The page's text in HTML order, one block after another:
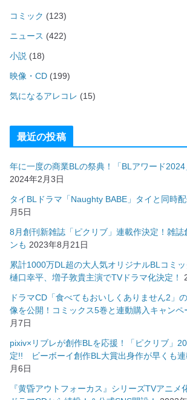
コミック (123)
ニュース (422)
小説 (18)
映像・CD (199)
気になるアレコレ (15)
最近の投稿
年に一度の商業BLの祭典！「BLアワード2024
2024年2月3日
タイBLドラマ「Naughty BABE」タイと同時配
月5日
8月創刊新雑誌「ピクリブ」連載作決定！雑誌
ンも 2023年8月21日
累計1000万DL超の大人気オリジナルBLコミ
樋口幸平、増子敦貴主演でTVドラマ化決定！
ドラマCD「食べてもおいしくありません2」
像を公開！コミックス5巻と連動購入キャンペ
月7日
pixiv×リブレが創作BLを応援！「ピクリブ」
定!! ビーボーイ創作BL大賞出身作が早くも連
月6日
『黄昏アウトフォーカス』シリーズTVアニメ